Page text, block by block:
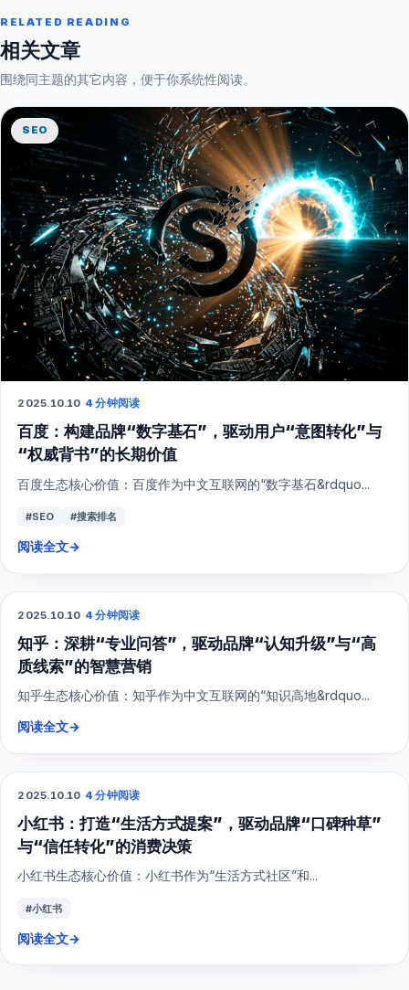
RELATED READING
相关文章
围绕同主题的其它内容，便于你系统性阅读。
SEO
2025.10.10·4 分钟阅读
百度：构建品牌“数字基石”，驱动用户“意图转化”与
“权威背书”的长期价值
百度生态核心价值：百度作为中文互联网的“数字基石&rdquo...
#SEO #搜索排名
阅读全文→
SEO
2025.10.10·4 分钟阅读
知乎：深耕“专业问答”，驱动品牌“认知升级”与“高
质线索”的智慧营销
知乎生态核心价值：知乎作为中文互联网的“知识高地&rdquo...
阅读全文→
小红书
2025.10.10·4 分钟阅读
小红书：打造“生活方式提案”，驱动品牌“口碑种草”
与“信任转化”的消费决策
小红书生态核心价值：小红书作为“生活方式社区”和...
#小红书
阅读全文→